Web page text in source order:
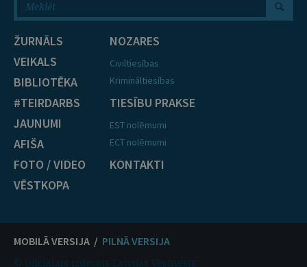
ŽURNĀLS
VEIKALS
BIBLIOTĒKA
#TEIRDARBS
JAUNUMI
AFIŠA
FOTO / VIDEO
VĒSTKOPA
NOZARES
Civiltiesības
Krimināltiesības
TIESĪBU PRAKSE
EST nolēmumi
ECT nolēmumi
KONTAKTI
MOBILĀ VERSIJA / PILNĀ VERSIJA
© Oficiālais izdevējs Latvijas Vēstnesis